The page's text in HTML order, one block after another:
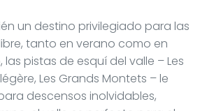
un destino privilegiado para las
tanto en verano como en
las pistas de esquí del valle – Les
Les Grands Montets – le
descensos inolvidables,